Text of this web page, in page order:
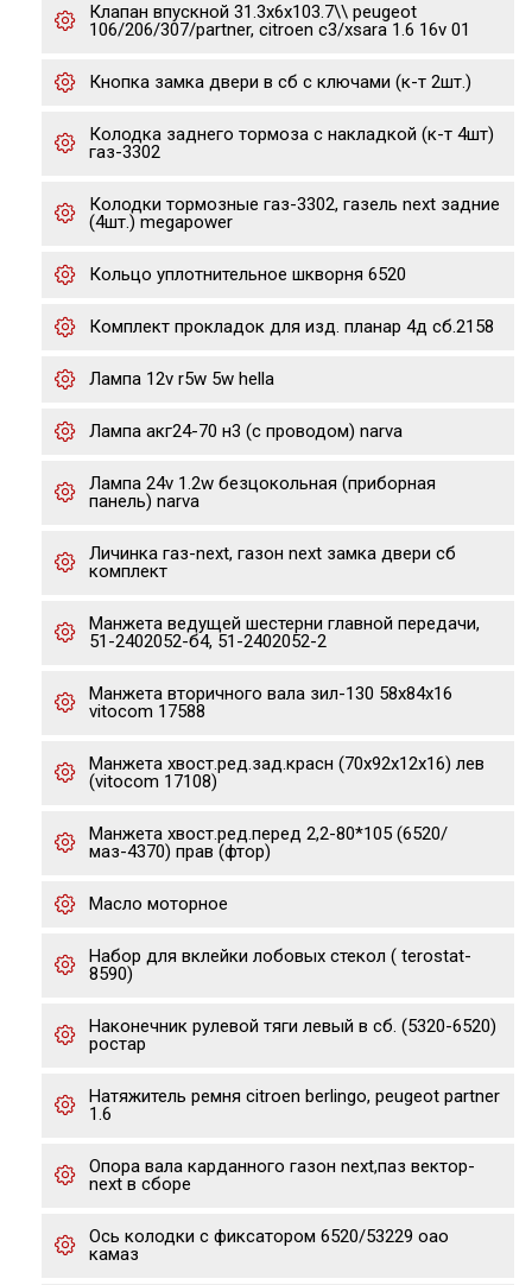
Клапан впускной 31.3x6x103.7\\ peugeot
106/206/307/partner, citroen c3/xsara 1.6 16v 01
Кнопка замка двери в сб с ключами (к-т 2шт.)
Колодка заднего тормоза с накладкой (к-т 4шт)
газ-3302
Колодки тормозные газ-3302, газель next задние
(4шт.) megapower
Кольцо уплотнительное шкворня 6520
Комплект прокладок для изд. планар 4д сб.2158
Лампа 12v r5w 5w hella
Лампа акг24-70 н3 (с проводом) narva
Лампа 24v 1.2w безцокольная (приборная
панель) narva
Личинка газ-next, газон next замка двери сб
комплект
Манжета ведущей шестерни главной передачи,
51-2402052-б4, 51-2402052-2
Манжета вторичного вала зил-130 58х84х16
vitocom 17588
Манжета хвост.ред.зад.красн (70х92х12х16) лев
(vitocom 17108)
Манжета хвост.ред.перед 2,2-80*105 (6520/
маз-4370) прав (фтор)
Масло моторное
Набор для вклейки лобовых стекол ( terostat-
8590)
Наконечник рулевой тяги левый в сб. (5320-6520)
ростар
Натяжитель ремня citroen berlingo, peugeot partner
1.6
Опора вала карданного газон next,паз вектор-
next в сборе
Ось колодки с фиксатором 6520/53229 оао
камаз